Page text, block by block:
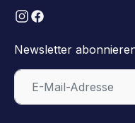
Newsletter